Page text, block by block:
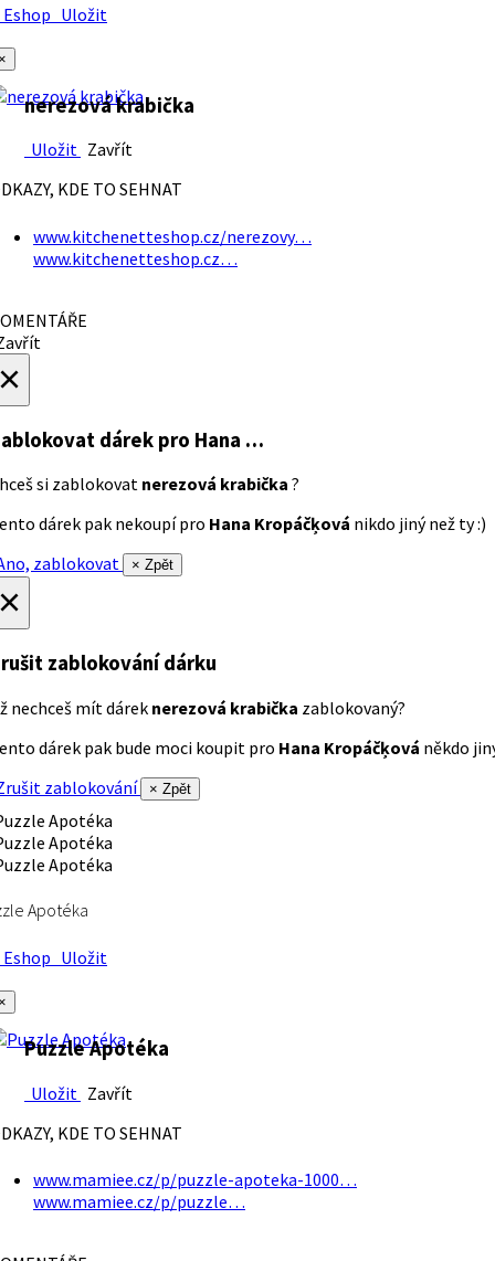
Uložit
nerezová krabička
Uložit Zavřít
KDE TO SEHNAT
www.kitchenetteshop.cz/nerezovy…
www.kitchenetteshop.cz…
dárek pro Hana …
si zablokovat nerezová krabička ?
dárek pak nekoupí pro Hana Kropáčķová nikdo jiný než ty :)
zablokovat
× Zpět
zablokování dárku
nechceš mít dárek nerezová krabička zablokovaný?
dárek pak bude moci koupit pro Hana Kropáčķová někdo
zablokování
× Zpět
Apotéka
Uložit
Puzzle Apotéka
Uložit Zavřít
KDE TO SEHNAT
www.mamiee.cz/p/puzzle-apoteka-1000…
www.mamiee.cz/p/puzzle…